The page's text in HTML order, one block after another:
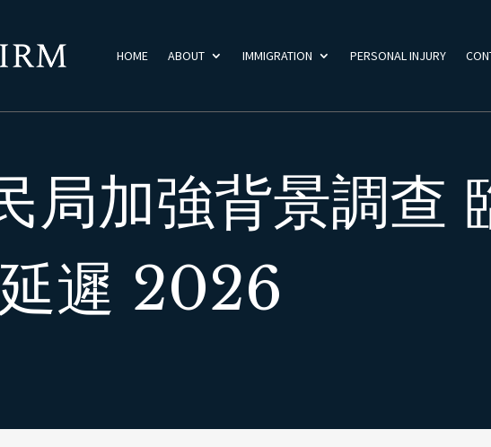
HOME ABOUT IMMIGRATION PERSONAL INJURY
局加強背景調查
遲 2026